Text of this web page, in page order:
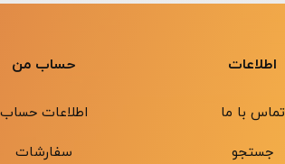
اطلاعات
تماس با ما
جستجو
حساب من
اطلاعات حساب
سفارشات